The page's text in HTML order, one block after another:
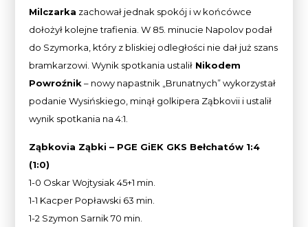
Milczarka zachował jednak spokój i w końcówce
dołożył kolejne trafienia. W 85. minucie Napolov podał
do Szymorka, który z bliskiej odległości nie dał już szans
bramkarzowi. Wynik spotkania ustalił Nikodem
Powroźnik– nowy napastnik „Brunatnych” wykorzystał
podanie Wysińskiego, minął golkipera Ząbkovii i ustalił
wynik spotkania na 4:1.
Ząbkovia Ząbki – PGE GiEK GKS Bełchatów 1:4
(1:0)
1-0 Oskar Wojtysiak 45+1 min.
1-1 Kacper Popławski 63 min.
1-2 Szymon Sarnik 70 min.